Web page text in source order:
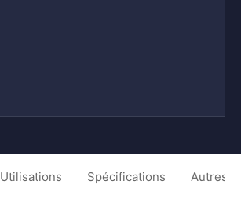
Utilisations Spécifications Autres